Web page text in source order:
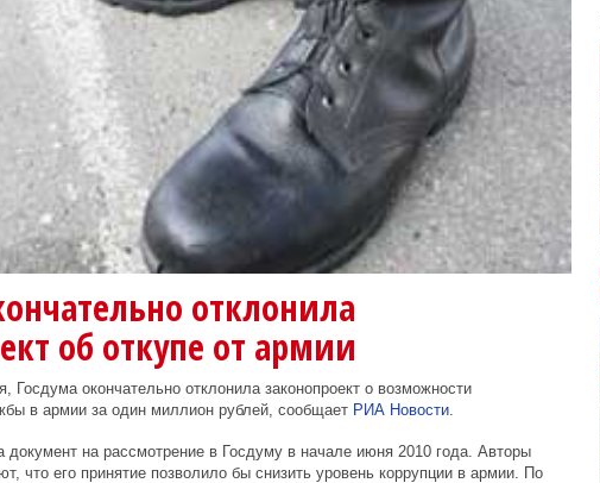
отклонила
об откупе от армии
Госдума окончательно отклонила законопроект о возможности
в армии за один миллион рублей, сообщает РИА Новости.
на рассмотрение в Госдуму в начале июня 2010 года. Авторы
что его принятие позволило бы снизить уровень коррупции в армии. По